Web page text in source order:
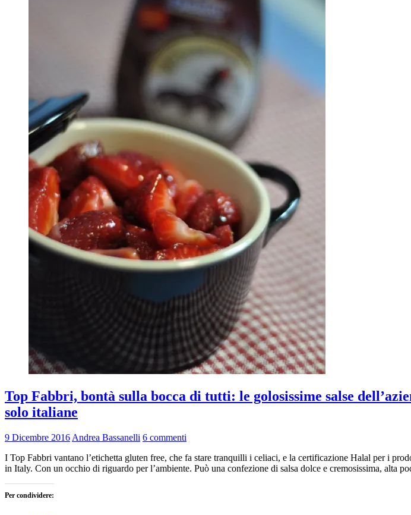
Top Fabbri, bontà sulla bocca di tutti: le golosissime salse
solo italiane
9 Dicembre 2016 Andrea Bassanelli 6 commenti
I Top Fabbri vantano l’etichetta gluten free, che fa stare tranquilli i celiaci, e la certificazione Halal per i
in Italy. Con un occhio di riguardo per l’ambiente. Può una confezione di salsa dolce e cremosissima, alta
Per condividere: